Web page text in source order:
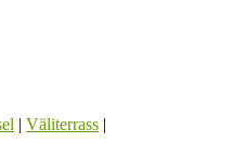
| Väliterrass |